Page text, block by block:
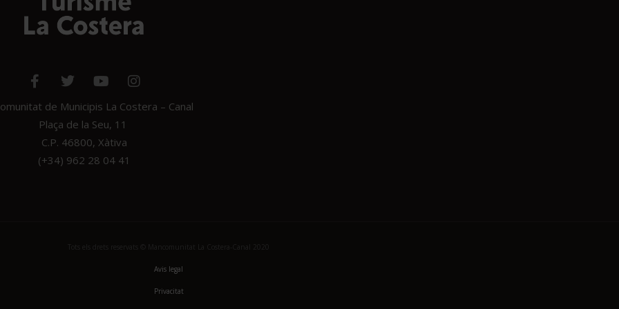
de Municipis La Costera – Canal
Plaça de la Seu, 11
C.P. 46800, Xàtiva
(+34) 962 28 04 41
Avis legal
Privacitat